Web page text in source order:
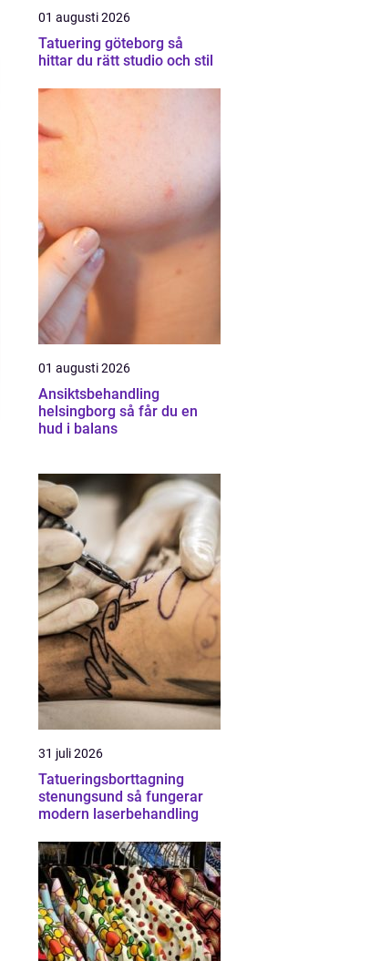
01 augusti 2026
Tatuering göteborg så
hittar du rätt studio och stil
01 augusti 2026
Ansiktsbehandling
helsingborg så får du en
hud i balans
31 juli 2026
Tatueringsborttagning
stenungsund så fungerar
modern laserbehandling